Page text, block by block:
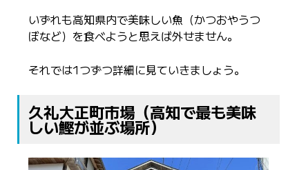
いずれも高知県内で美味しい魚（かつおやうつ
ぼなど）を食べようと思えば外せません。
それでは1つずつ詳細に見ていきましょう。
久礼大正町市場（高知で最も美味
しい鰹が並ぶ場所）